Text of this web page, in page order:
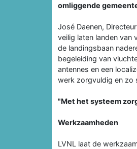
omliggende
José Daenen,
veilig laten landen van
de landingsbaan
begeleiding van
antennes en een
werk zorgvuldig en zo
"Met het systeem
Werkzaamheden
LVNL laat de